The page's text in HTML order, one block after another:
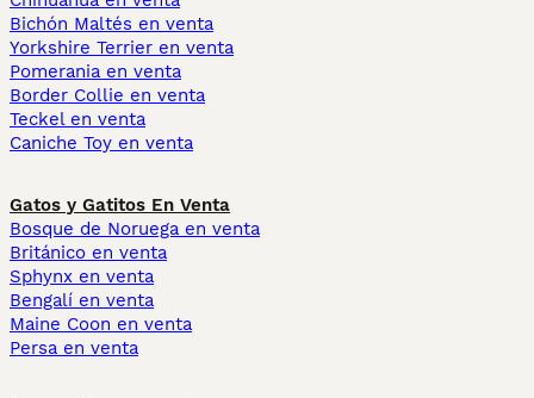
Bichón Maltés en venta
Yorkshire Terrier en venta
Pomerania en venta
Border Collie en venta
Teckel en venta
Caniche Toy en venta
Gatos y Gatitos En Venta
Bosque de Noruega en venta
Británico en venta
Sphynx en venta
Bengalí en venta
Maine Coon en venta
Persa en venta